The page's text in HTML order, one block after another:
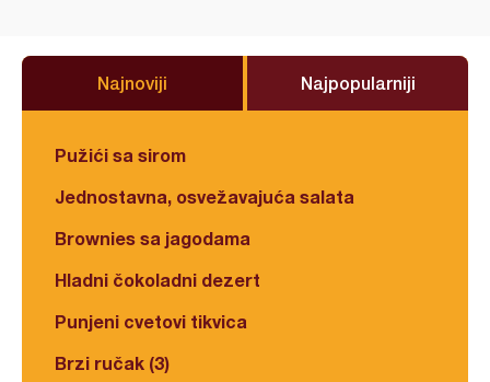
Najnoviji Najpopularniji
Pužići sa sirom
Jednostavna, osvežavajuća salata
Brownies sa jagodama
Hladni čokoladni dezert
Punjeni cvetovi tikvica
Brzi ručak (3)